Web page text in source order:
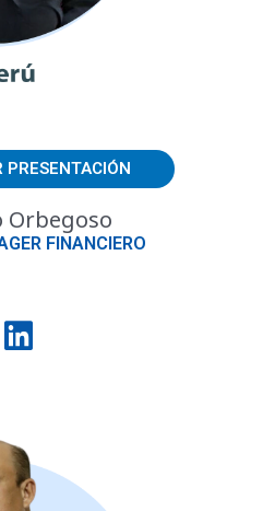
PRESENTACIÓN
FINANCIERO